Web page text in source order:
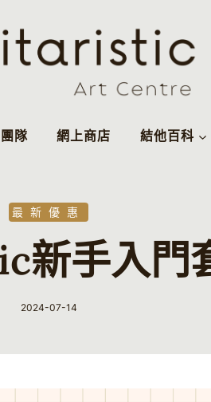
隊 網上商店 結他百科
最新優惠
新手入門
By
2024-07-14